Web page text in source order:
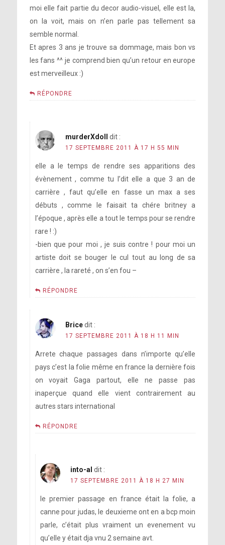
moi elle fait partie du decor audio-visuel, elle est la,
on la voit, mais on n’en parle pas tellement sa
semble normal.
Et apres 3 ans je trouve sa dommage, mais bon vs
les fans ^^ je comprend bien qu’un retour en europe
est merveilleux :)
RÉPONDRE
murderXdoll dit :
17 SEPTEMBRE 2011 À 17 H 55 MIN
elle a le temps de rendre ses apparitions des
évènement , comme tu l’dit elle a que 3 an de
carrière , faut qu’elle en fasse un max a ses
débuts , comme le faisait ta chére britney a
l’époque , après elle a tout le temps pour se rendre
rare ! :)
-bien que pour moi , je suis contre ! pour moi un
artiste doit se bouger le cul tout au long de sa
carrière , la rareté , on s’en fou –
RÉPONDRE
Brice dit :
17 SEPTEMBRE 2011 À 18 H 11 MIN
Arrete chaque passages dans n’importe qu’elle
pays c’est la folie même en france la dernière fois
on voyait Gaga partout, elle ne passe pas
inaperçue quand elle vient contrairement au
autres stars international
RÉPONDRE
into-al dit :
17 SEPTEMBRE 2011 À 18 H 27 MIN
le premier passage en france était la folie, a
canne pour judas, le deuxieme ont en a bcp moin
parle, c’était plus vraiment un evenement vu
qu’elle y était dja vnu 2 semaine avt.